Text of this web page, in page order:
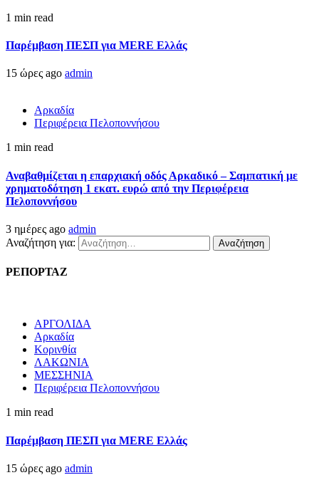
1 min read
Παρέμβαση ΠΕΣΠ για MERE Ελλάς
15 ώρες ago admin
Αρκαδία
Περιφέρεια Πελοποννήσου
1 min read
Αναβαθμίζεται η επαρχιακή οδός Αρκαδικό – Σαμπατική με
χρηματοδότηση 1 εκατ. ευρώ από την Περιφέρεια
Πελοποννήσου
3 ημέρες ago admin
Αναζήτηση για:
ΡΕΠΟΡΤΑΖ
ΑΡΓΟΛΙΔΑ
Αρκαδία
Κορινθία
ΛΑΚΩΝΙΑ
ΜΕΣΣΗΝΙΑ
Περιφέρεια Πελοποννήσου
1 min read
Παρέμβαση ΠΕΣΠ για MERE Ελλάς
15 ώρες ago admin